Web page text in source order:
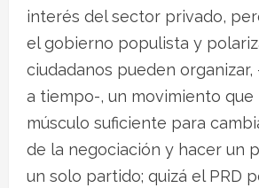
interés del sector privado,
el gobierno populista y
ciudadanos pueden
a tiempo-, un movimiento que
músculo suficiente para
de la negociación y hacer un
un solo partido; quizá el PRD